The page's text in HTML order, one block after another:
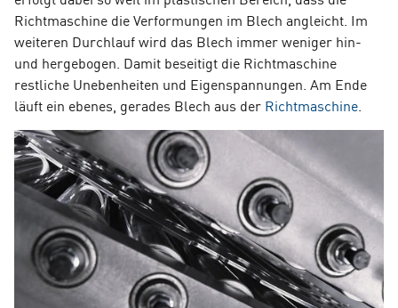
Richtmaschine die Verformungen im Blech angleicht. Im
weiteren Durchlauf wird das Blech immer weniger hin-
und hergebogen. Damit beseitigt die Richtmaschine
restliche Unebenheiten und Eigenspannungen. Am Ende
läuft ein ebenes, gerades Blech aus der Richtmaschine